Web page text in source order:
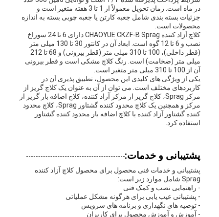
در ماه است. زمان تحویل معمولاً از 1 تا 3 هفته متغیر است و
جزئیات بسته بندی شامل جعبه کارتن یا جعبه چوبی بسته به اندازه
محصولات است.
کلاچ آزاد کننده CHAOYUE CKZF-B Sprag دارای 6 تا 24 سوراخ
نصب و 6 تا 12 گوه است. ابعاد آن در کانتور 30 تا 130 میلی متر
(قطر داخلی)، 100 تا 310 میلی متر (قطر بیرونی) و 68 تا 212
میلی متر (ضخامت) است. رنگ کلاچ مشکی است و قطر بیرونی
آن از 100 تا 310 میلی متر متغیر است.
یکی از ویژگی های کلیدی این محصول، تطبیق پذیری آن در
کاربردهای مختلف است. می توان از آن به عنوان یک کلاچ گریز از
مرکز Sprag، کلاچ گریز از مرکز آزاد کننده، کلاچ اضافه بار گریز از
مرکز و همچنین یک کلاچ محدود کننده گشتاور Sprag، کلاچ محدود
کننده گشتاور آزاد کننده یا کلاچ اضافه بار محدود کننده گشتاور
استفاده کرد.
پشتیبانی و خدمات:
پشتیبانی و خدمات فنی محصول برای محصول کلاچ آزاد کننده
Sprag شامل موارد زیر است:
- راهنمایی نصب و کمک فنی
- پشتیبانی عیب یابی برای هرگونه مشکل عملیاتی
- توصیه های نگهداری و برنامه های سرویس
- آموزش و آموزش محصول برای کاربران